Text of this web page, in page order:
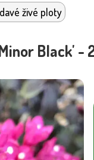
živé ploty
Black' -